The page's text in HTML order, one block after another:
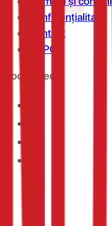
Confidențialitate
Contact
ANPC
Social Media